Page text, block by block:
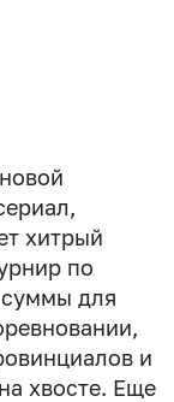
хитрый
по
для
и
хвосте. Еще